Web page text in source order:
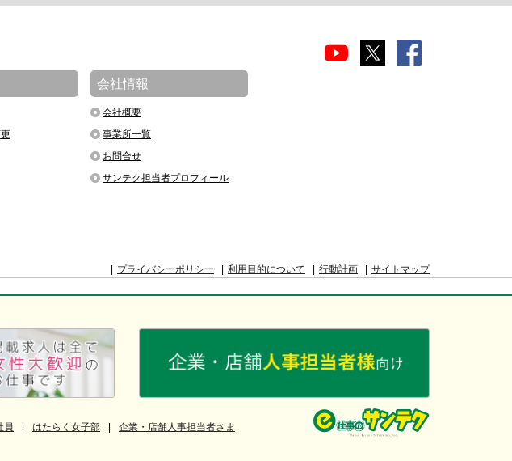
会社情報
会社概要
事業所一覧
お問合せ
サンテク担当者プロフィール
プライバシーポリシー 利用目的について 行動計画 サイトマップ
員 はたらく女子部 企業・店舗人事担当者さま